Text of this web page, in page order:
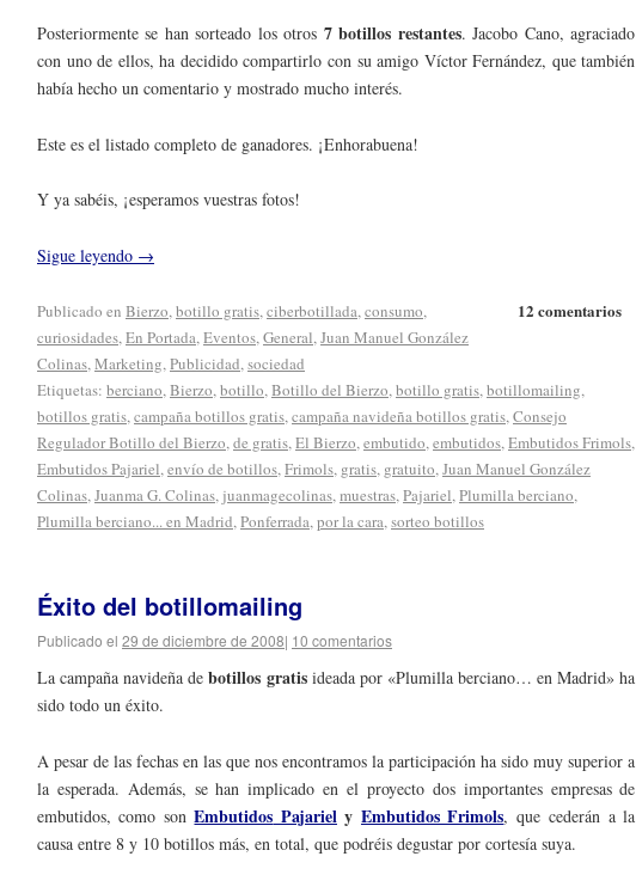
Posteriormente se han sorteado los otros 7 botillos restantes. Jacobo Cano, agraciado
con uno de ellos, ha decidido compartirlo con su amigo Víctor Fernández, que también
había hecho un comentario y mostrado mucho interés.
Este es el listado completo de ganadores. ¡Enhorabuena!
Y ya sabéis, ¡esperamos vuestras fotos!
Sigue leyendo →
12 comentarios
Publicado en Bierzo,botillo gratis,ciberbotillada,consumo,
curiosidades,En Portada,Eventos,General,Juan Manuel González
Colinas,Marketing,Publicidad,sociedad
Etiquetas: berciano,Bierzo,botillo,Botillo del Bierzo,botillo gratis,botillomailing,
botillos gratis,campaña botillos gratis,campaña navideña botillos gratis,Consejo
Regulador Botillo del Bierzo,de gratis,El Bierzo,embutido,embutidos,Embutidos Frimols,
Embutidos Pajariel,envío de botillos,Frimols, gratis, gratuito,Juan Manuel González
Colinas,Juanma G. Colinas, juanmagecolinas,muestras,Pajariel,Plumilla berciano,
Plumilla berciano... en Madrid,Ponferrada,por la cara,sorteo botillos
Éxito del botillomailing
Publicado el 29 de diciembre de 2008| 10 comentarios
La campaña navideña debotillos gratisideada por «Plumilla berciano… en Madrid» ha
sido todo un éxito.
A pesar de las fechas en las que nos encontramos la participación ha sido muy superior a
la esperada. Además, se han implicado en el proyecto dos importantes empresas de
embutidos, como sonEmbutidos Pajariely Embutidos Frimols, que cederán a la
causa entre 8 y 10 botillos más, en total, que podréis degustar por cortesía suya.